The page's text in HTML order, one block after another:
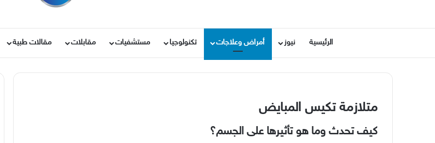
الرئيسية نيوز أمراض وعلاجات تكنولوجيا مستشفيات مقابلات مقالات طبية
متلازمة تكيس المبايض
كيف تحدث وما هو تأثيرها على الجسم؟